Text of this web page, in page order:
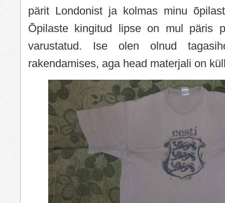
pärit Londonist ja kolmas minu
Õpilaste kingitud lipse on mul päris
varustatud. Ise olen olnud
rakendamises, aga head materjali on